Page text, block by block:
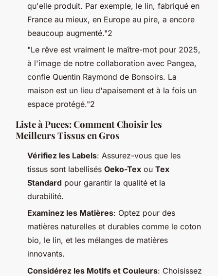
qu'elle produit. Par exemple, le lin, fabriqué en
France au mieux, en Europe au pire, a encore
beaucoup augmenté."2
"Le rêve est vraiment le maître-mot pour 2025,
à l'image de notre collaboration avec Pangea,
confie Quentin Raymond de Bonsoirs. La
maison est un lieu d'apaisement et à la fois un
espace protégé."2
Liste à Puces: Comment Choisir les
Meilleurs Tissus en Gros
Vérifiez les Labels: Assurez-vous que les
tissus sont labellisés Oeko-Tex ou Tex
Standard pour garantir la qualité et la
durabilité.
Examinez les Matières: Optez pour des
matières naturelles et durables comme le coton
bio, le lin, et les mélanges de matières
innovants.
Considérez les Motifs et Couleurs: Choisissez